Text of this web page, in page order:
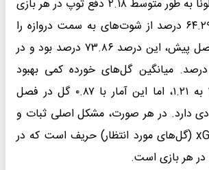
دروازه‌بان‌های بارسلونا به طور متوسط ۲.۱۸ دفع توپ در هر بازی
انجام می‌دهند و ۶۴.۲۹ درصد از شوت‌های به سمت دروازه را
مهار می‌کنند. دو فصل پیش، این درصد ۷۳.۸۶ درصد بود و در
فصل قبل ۶۷.۴۵ درصد. میانگین گل‌های خورده کمی بهبود
یافته است، از ۱.۳ به ۱.۲۱، اما این آمار با ۰.۸۷ گل در فصل
زیادی دارد. در هر صورت، مشکل اصلی ثبات و
ناتوانی در کاهش xG (گل‌های مورد انتظار) حریف است که در